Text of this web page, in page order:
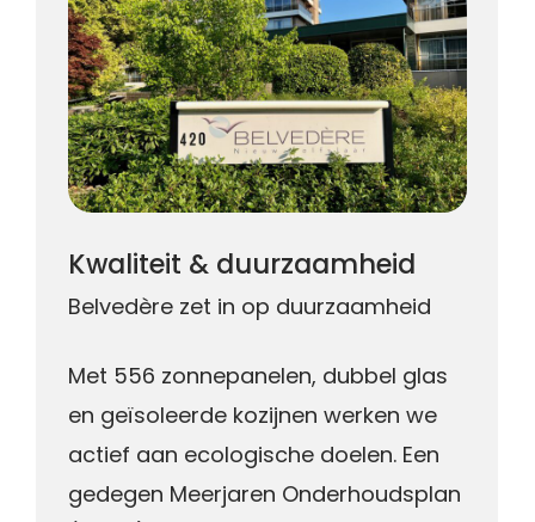
Kwaliteit & duurzaamheid
Belvedère zet in op duurzaamheid
Met 556 zonnepanelen, dubbel glas
en geïsoleerde kozijnen werken we
actief aan ecologische doelen. Een
gedegen Meerjaren Onderhoudsplan